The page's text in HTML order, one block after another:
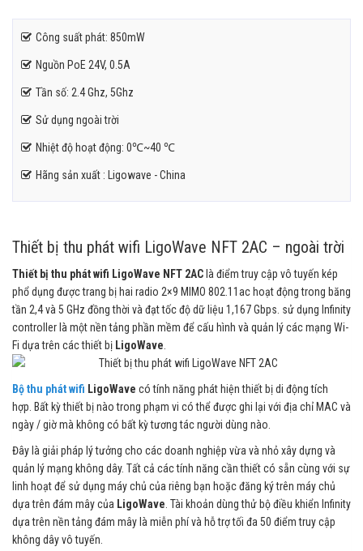
Công suất phát: 850mW
Nguồn PoE 24V, 0.5A
Tần số: 2.4 Ghz, 5Ghz
Sử dụng ngoài trời
Nhiệt độ hoạt động: 0℃~40 ℃
Hãng sản xuất : Ligowave - China
Thiết bị thu phát wifi LigoWave NFT 2AC – ngoài trời
Thiết bị thu phát wifi LigoWave NFT 2AC là điểm truy cập vô tuyến kép
phổ dụng được trang bị hai radio 2×9 MIMO 802.11ac hoạt động trong băng
tần 2,4 và 5 GHz đồng thời và đạt tốc độ dữ liệu 1,167 Gbps. sử dụng Infinity
controller là một nền tảng phần mềm để cấu hình và quản lý các mạng Wi-
Fi dựa trên các thiết bị LigoWave
Bộ thu phát wifi LigoWave có tính năng phát hiện thiết bị di động tích
hợp. Bất kỳ thiết bị nào trong phạm vi có thể được ghi lại với địa chỉ MAC và
ngày / giờ mà không có bất kỳ tương tác người dùng nào.
Đây là giải pháp lý tưởng cho các doanh nghiệp vừa và nhỏ xây dựng và
quản lý mạng không dây. Tất cả các tính năng cần thiết có sẵn cùng với sự
linh hoạt để sử dụng máy chủ của riêng bạn hoặc đăng ký trên máy chủ
dựa trên đám mây của LigoWave . Tài khoản dùng thử bộ điều khiển Infinity
dựa trên nền tảng đám mây là miễn phí và hỗ trợ tối đa 50 điểm truy cập
không dây vô tuyến.